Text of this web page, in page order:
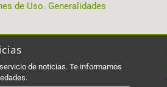
de Uso. Generalidades
de noticias. Te informamos